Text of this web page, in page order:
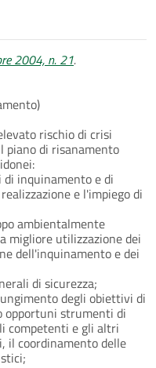
2004, n. 21.
rischio di crisi
piano di risanamento
inquinamento e di
e l'impiego di
ambientalmente
migliore utilizzazione dei
dell'inquinamento e dei
di sicurezza;
degli obiettivi di
opportuni strumenti di
competenti e gli altri
il coordinamento delle